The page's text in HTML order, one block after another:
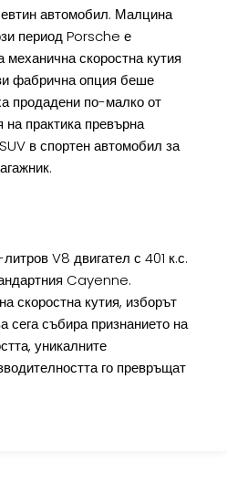
автомобил. Малцина
период Porsche е
скоростна кутия
фабрична опция беше
продадени по-малко от
практика превърна
в спортен автомобил за
V8 двигател с 401 к.с.
Cayenne.
скоростна кутия, изборът
сега събира признанието на
уникалните
го превръщат